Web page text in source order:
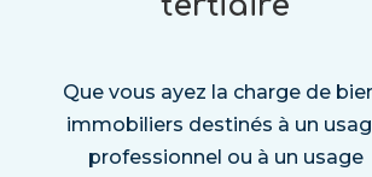
Que vous ayez la charge de
immobiliers destinés à un
professionnel ou à un usage